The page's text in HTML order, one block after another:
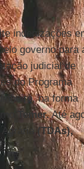
indenizações
governo para
judicial de
do Programa
na forma
Temer.Até
Agrária(TDAs),